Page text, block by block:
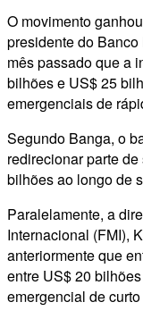
O movimento
presidente do
mês passado que a
bilhões e US$ 25
emergenciais de
Segundo Banga, o
redirecionar parte
bilhões ao longo de
Paralelamente, a
Internacional (FMI),
anteriormente que
entre US$ 20
emergencial de